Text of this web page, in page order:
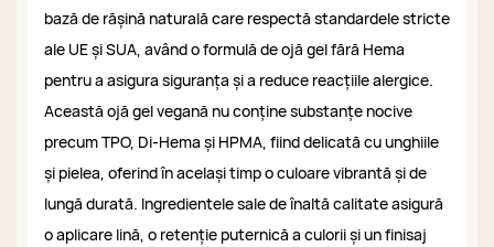
bază de rășină naturală care respectă standardele stricte
ale UE și SUA, având o formulă de ojă gel fără Hema
pentru a asigura siguranța și a reduce reacțiile alergice.
Această ojă gel vegană nu conține substanțe nocive
precum TPO, Di-Hema și HPMA, fiind delicată cu unghiile
și pielea, oferind în același timp o culoare vibrantă și de
lungă durată. Ingredientele sale de înaltă calitate asigură
o aplicare lină, o retenție puternică a culorii și un finisaj